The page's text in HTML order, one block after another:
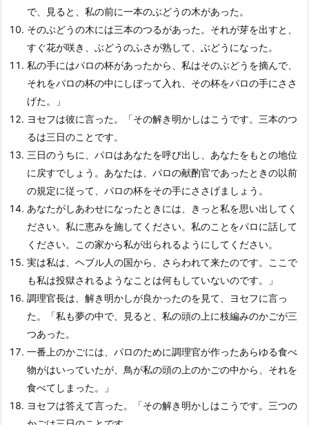
で、見ると、私の前に一本のぶどうの木があった。
そのぶどうの木には三本のつるがあった。それが芽を出すと、
すぐ花が咲き、ぶどうのふさが熟して、ぶどうになった。
私の手にはパロの杯があったから、私はそのぶどうを摘んで、
それをパロの杯の中にしぼって入れ、その杯をパロの手にささ
げた。」
ヨセフは彼に言った。「その解き明かしはこうです。三本のつ
るは三日のことです。
三日のうちに、パロはあなたを呼び出し、あなたをもとの地位
に戻すでしょう。あなたは、パロの献酌官であったときの以前
の規定に従って、パロの杯をその手にささげましょう。
あなたがしあわせになったときには、きっと私を思い出してく
ださい。私に恵みを施してください。私のことをパロに話して
ください。この家から私が出られるようにしてください。
実は私は、ヘブル人の国から、さらわれて来たのです。ここで
も私は投獄されるようなことは何もしていないのです。」
調理官長は、解き明かしが良かったのを見て、ヨセフに言っ
た。「私も夢の中で、見ると、私の頭の上に枝編みのかごが三
つあった。
一番上のかごには、パロのために調理官が作ったあらゆる食べ
物がはいっていたが、鳥が私の頭の上のかごの中から、それを
食べてしまった。」
ヨセフは答えて言った。「その解き明かしはこうです。三つの